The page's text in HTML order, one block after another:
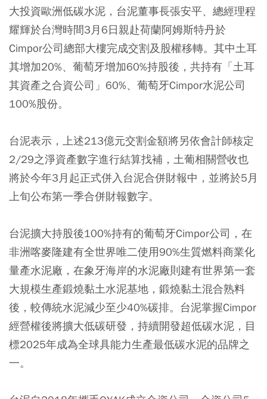
大投資歐洲低碳水泥，台泥董事長張安平、總經理程
耀輝於台灣時間3月6日親赴荷蘭阿姆斯特丹於
Cimpor公司總部大樓完成交割及股權移轉。其中土耳
其增加20%、葡萄牙增加60%持股後，共持有「土耳
其資產之合資公司」60%、葡萄牙Cimpor水泥公司
100%股份。
台泥表示，上述213億元交割金額將另依會計師核定
2/29之淨資產數字進行結算找補，土葡相關營收也
將於今年3月起正式併入台泥合併財報中，並將於5月
上旬公布第一季合併財報數字。
台泥擴大持股後100%持有的葡萄牙Cimpor公司，在
非洲喀麥隆建有全世界唯二使用90%生質燃料商業化
量產水泥廠，在象牙海岸的水泥廠則建有世界第一套
大規模生產鍛燒黏土水泥基地，鍛燒黏土混合熟料
後，較傳統水泥減少至少40%碳排。台泥掌握Cimpor
經營權後將擴大低碳研發，持續開發超低碳水泥，目
標2025年成為全球具能力生產最低碳水泥的品牌之
一。